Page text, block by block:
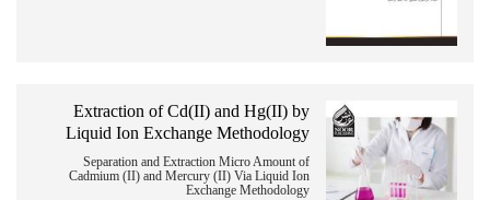
Extraction of Cd(II) and Hg(II) by
Liquid Ion Exchange Methodology
Separation and Extraction Micro Amount of
Cadmium (II) and Mercury (II) Via Liquid Ion
Exchange Methodology